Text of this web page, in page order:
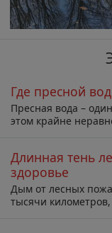
Где пресной
Пресная вода –
этом крайне
Длинная тень
здоровье
Дым от лесных
тысячи